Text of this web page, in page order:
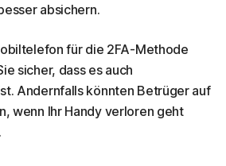
absichern.
für die 2FA-Methode
sicher, dass es auch
Andernfalls könnten Betrüger auf
wenn Ihr Handy verloren geht